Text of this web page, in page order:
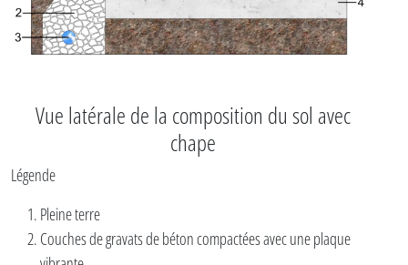
Vue latérale de la composition du sol avec
chape
Légende
Pleine terre
Couches de gravats de béton compactées avec une plaque